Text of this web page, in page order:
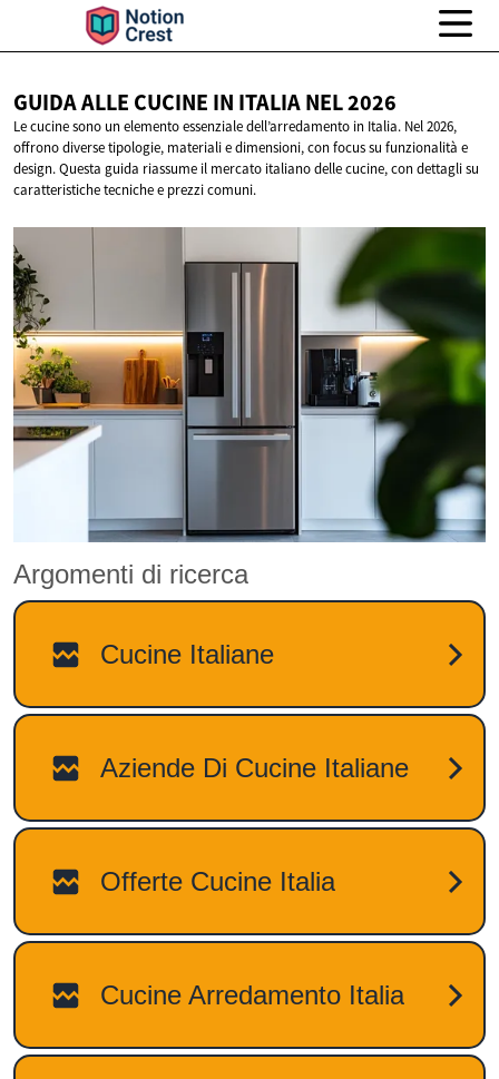
GUIDA ALLE CUCINE IN ITALIANEL 2026
Le cucine sono un elemento essenziale dell’arredamento in Italia. Nel 2026,
offrono diverse tipologie, materiali e dimensioni, con focus su funzionalità e
design. Questa guida riassume il mercato italiano delle cucine, con dettagli su
caratteristiche tecniche e prezzi comuni.